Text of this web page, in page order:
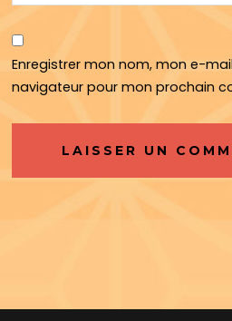
Enregistrer mon nom, mon e-
navigateur pour mon prochain